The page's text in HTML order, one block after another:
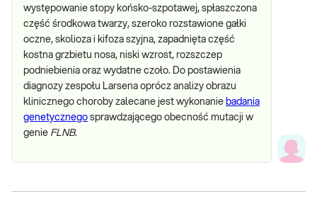
występowanie stopy końsko-szpotawej, spłaszczona
część środkowa twarzy, szeroko rozstawione gałki
oczne, skolioza i kifoza szyjna, zapadnięta część
kostna grzbietu nosa, niski wzrost, rozszczep
podniebienia oraz wydatne czoło. Do postawienia
diagnozy zespołu Larsena oprócz analizy obrazu
klinicznego choroby zalecane jest wykonanie badania
genetycznego sprawdzającego obecność mutacji w
genie FLNB.